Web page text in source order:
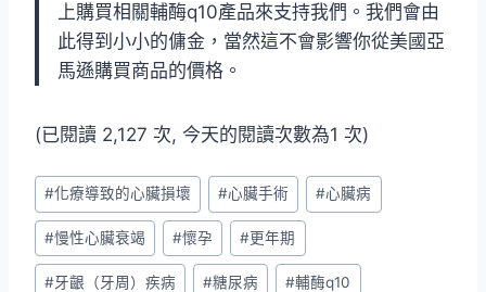
上購買相關輔酶q10產品來支持我們。我們會由
此得到小小的傭金，當然這不會影響你從美國亞
馬遜購買商品的價格。
(已閱讀 2,127 次, 今天的閱讀次數為1 次)
Post
Tags:
#化療導致的心臟損壞 #心臟手術 #心臟病
#慢性心臟衰竭 #懷孕 #更年期
#牙齦（牙周）疾病 #糖尿病 #輔酶q10